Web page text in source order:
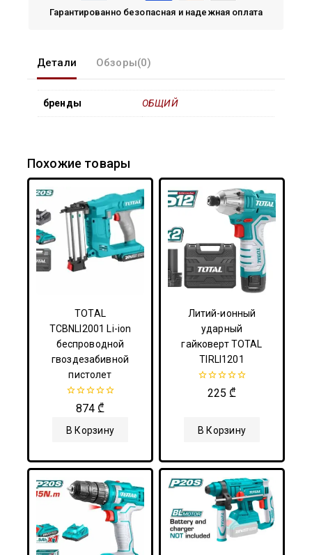
Гарантированно безопасная и надежная оплата
Детали Обзоры(0)
бренды ОБЩИЙ
Похожие товары
TOTAL
TCBNLI2001 Li-ion
беспроводной
гвоздезабивной
пистолет
5
874₾
В Корзину
Литий-ионный
ударный
гайковерт TOTAL
TIRLI1201
225₾
В Корзину